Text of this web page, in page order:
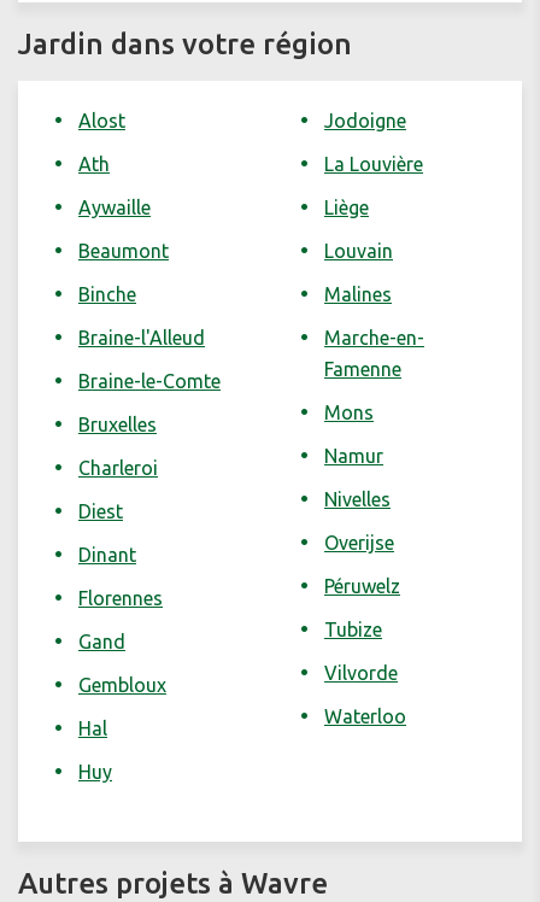
Jardin dans votre région
Alost
Ath
Aywaille
Beaumont
Binche
Braine-l'Alleud
Braine-le-Comte
Bruxelles
Charleroi
Diest
Dinant
Florennes
Gand
Gembloux
Hal
Huy
Jodoigne
La Louvière
Liège
Louvain
Malines
Marche-en-
Famenne
Mons
Namur
Nivelles
Overijse
Péruwelz
Tubize
Vilvorde
Waterloo
Autres projets à Wavre